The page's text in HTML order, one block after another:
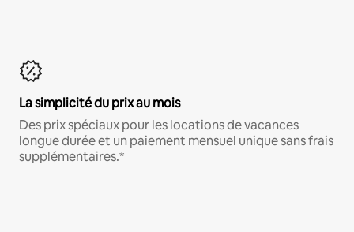
La simplicité du prix au mois
Des prix spéciaux pour les locations de vacances
longue durée et un paiement mensuel unique sans frais
supplémentaires.*